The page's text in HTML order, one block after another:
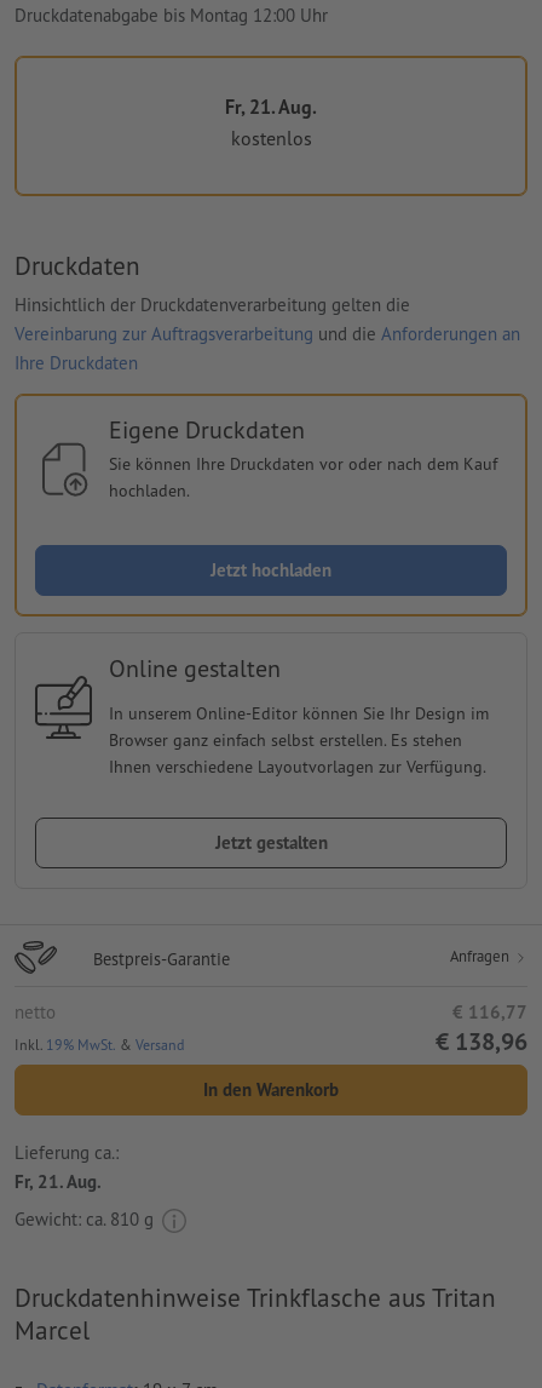
Druckdatenabgabe bis Montag 12:00 Uhr
Fr, 21. Aug.
kostenlos
Druckdaten
Hinsichtlich der Druckdatenverarbeitung gelten die
Vereinbarung zur Auftragsverarbeitung und die Anforderungen an
Ihre Druckdaten
Eigene Druckdaten
Sie können Ihre Druckdaten vor oder nach dem Kauf
hochladen.
Jetzt hochladen
Online gestalten
In unserem Online-Editor können Sie Ihr Design im
Browser ganz einfach selbst erstellen. Es stehen
Ihnen verschiedene Layoutvorlagen zur Verfügung.
Jetzt gestalten
Bestpreis-Garantie Anfragen
netto € 116,77
Inkl. 19% MwSt. & Versand € 138,96
In den Warenkorb
Lieferung ca.:
Fr, 21. Aug.
Gewicht: ca. 810 g
Druckdatenhinweise Trinkflasche aus Tritan
Marcel